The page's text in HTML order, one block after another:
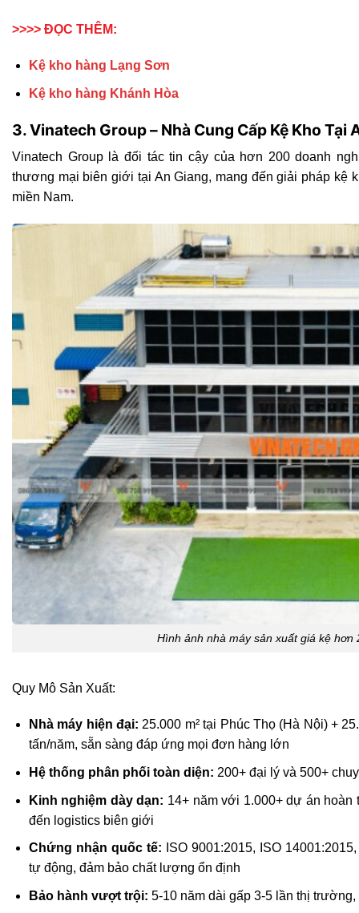
>>>> ĐỌC THÊM:
Kệ kho hàng Lạng Sơn
Kệ kho hàng Khánh Hòa
3. Vinatech Group – Nhà Cung Cấp Kệ Kho Tại
Vinatech Group là đối tác tin cậy của hơn 200 doanh
thương mại biên giới tại An Giang, mang đến giải pháp kệ
miền Nam.
Hình ảnh nhà máy sản xuất giá kệ hơn
Quy Mô Sản Xuất:
Nhà máy hiện đại: 25.000 m² tại Phúc Thọ (Hà Nội) +
tấn/năm, sẵn sàng đáp ứng mọi đơn hàng lớn
Hệ thống phân phối toàn diện: 200+ đại lý và 500+
Kinh nghiệm dày dạn: 14+ năm với 1.000+ dự án
đến logistics biên giới
Chứng nhận quốc tế: ISO 9001:2015, ISO
tự động, đảm bảo chất lượng ổn định
Bảo hành vượt trội: 5-10 năm dài gấp 3-5 lần thị